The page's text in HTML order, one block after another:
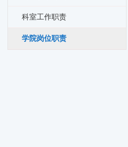
科室工作职责
学院岗位职责